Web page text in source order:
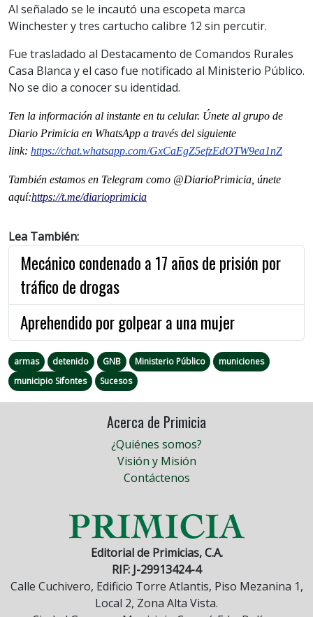
Al señalado se le incautó una escopeta marca
Winchester y tres cartucho calibre 12 sin percutir.
Fue trasladado al Destacamento de Comandos Rurales
Casa Blanca y el caso fue notificado al Ministerio Público.
No se dio a conocer su identidad.
Ten la información al instante en tu celular. Únete al grupo de
Diario Primicia en WhatsApp a través del siguiente
link: https://chat.whatsapp.com/GxCaEgZ5efzEdOTW9ea1nZ
También estamos en Telegram como @DiarioPrimicia, únete
aquí:https://t.me/diarioprimicia
Lea También:
Mecánico condenado a 17 años de prisión por
tráfico de drogas
Aprehendido por golpear a una mujer
armas detenido GNB Ministerio Público
municiones
municipio Sifontes
Sucesos
Acerca de Primicia
¿Quiénes somos?
Visión y Misión
Contáctenos
Editorial de Primicias, C.A.
RIF: J-29913424-4
Calle Cuchivero, Edificio Torre Atlantis, Piso Mezanina 1,
Local 2, Zona Alta Vista.